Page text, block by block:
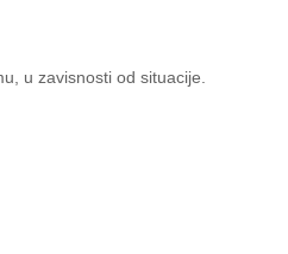
u zavisnosti od situacije.